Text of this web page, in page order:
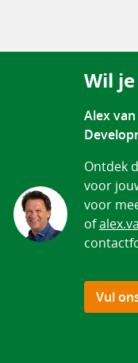
Wil
Alex
Ontdek
voor
voor
of
Vul